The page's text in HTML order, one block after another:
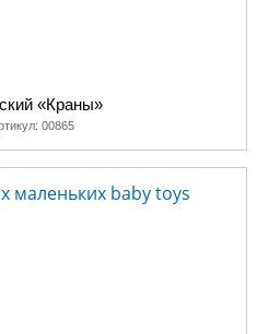
«Краны»
00865